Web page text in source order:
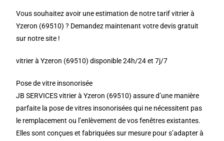
Vous souhaitez avoir une estimation de notre tarif vitrier à
Yzeron (69510) ? Demandez maintenant votre devis gratuit
sur notre site !
vitrier à Yzeron (69510) disponible 24h/24 et 7j/7
Pose de vitre insonorisée
JB SERVICES vitrier à Yzeron (69510) assure d’une manière
parfaite la pose de vitres insonorisées qui ne nécessitent pas
le remplacement ou l’enlèvement de vos fenêtres existantes.
Elles sont conçues et fabriquées sur mesure pour s’adapter à